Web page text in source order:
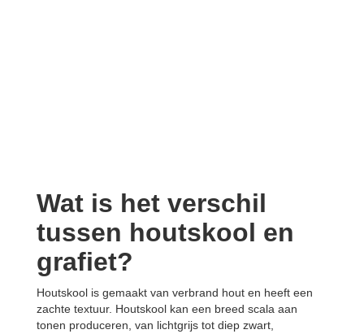
Wat is het verschil
tussen houtskool en
grafiet?
Houtskool is gemaakt van verbrand hout en heeft een
zachte textuur. Houtskool kan een breed scala aan
tonen produceren, van lichtgrijs tot diep zwart,